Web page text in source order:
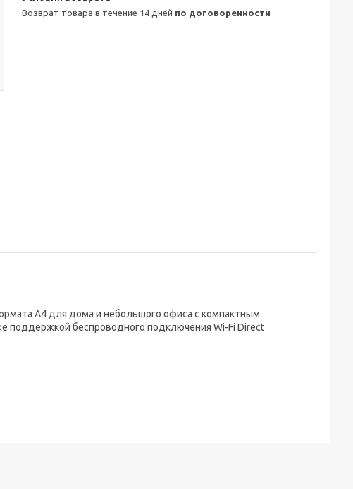
возврат товара в течение 14 дней по договоренности
А4 для дома и небольшого офиса с компактным
поддержкой беспроводного подключения Wi-Fi Direct